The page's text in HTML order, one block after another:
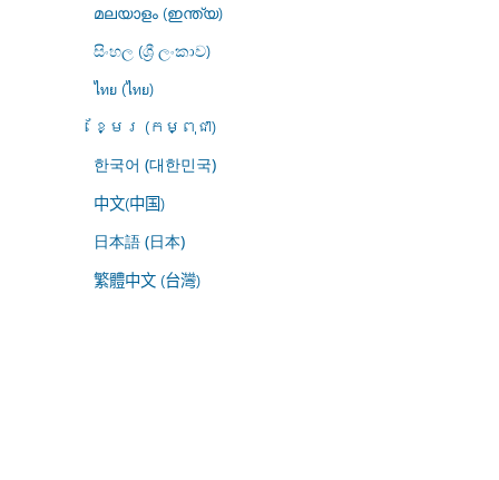
മലയാളം (ഇന്ത്യ)
සිංහල (ශ්‍රී ලංකාව)
ไทย (ไทย)
ខ្មែរ (កម្ពុជា)
한국어 (대한민국)
中文(中国)
日本語 (日本)
繁體中文 (台灣)